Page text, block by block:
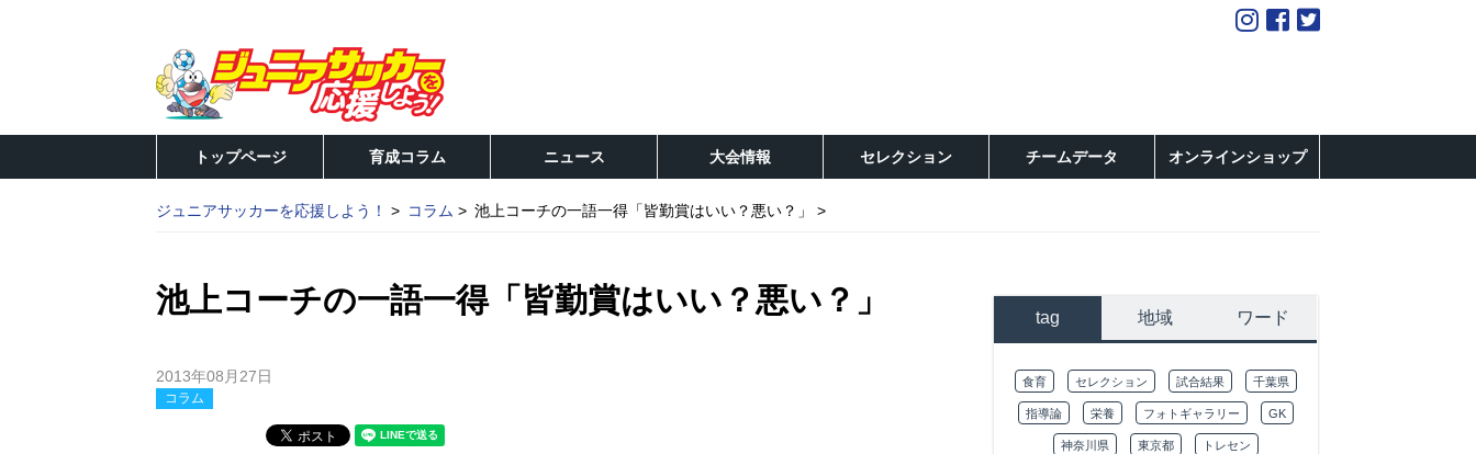
トップページ 育成コラム ニュース 大会情報 セレクション チームデータ オンラインショップ
ジュニアサッカーを応援しよう！ コラム 池上コーチの一語一得「皆勤賞はいい？悪い？」
池上コーチの一語一得「皆勤賞はいい？悪い？」
2013年08月27日
コラム
tag 地域 ワード
食育 セレクション 試合結果 千葉県
指導論 栄養 フォトギャラリー GK
神奈川県 東京都 トレセン